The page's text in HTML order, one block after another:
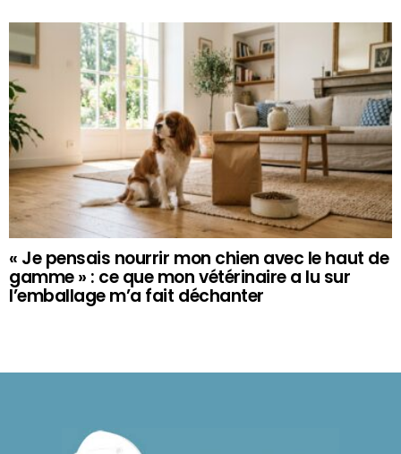
« Je pensais nourrir mon chien avec le haut de
gamme » : ce que mon vétérinaire a lu sur
l’emballage m’a fait déchanter